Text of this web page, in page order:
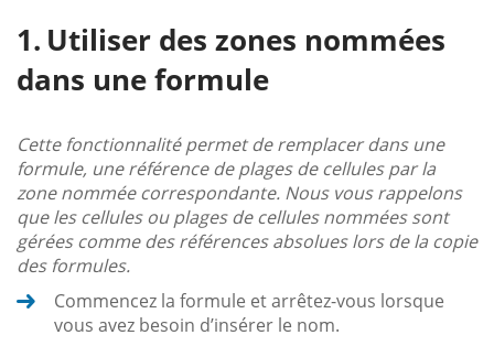
Utiliser des zones nommées
dans une formule
Cette fonctionnalité permet de remplacer dans une
formule, une référence de plages de cellules par la
zone nommée correspondante. Nous vous rappelons
que les cellules ou plages de cellules nommées sont
gérées comme des références absolues lors de la copie
des formules.
Commencez la formule et arrêtez-vous lorsque
vous avez besoin d’insérer le nom.